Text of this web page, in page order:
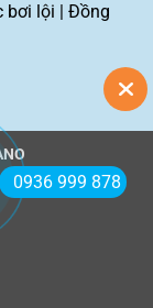
bơi lội
Đồng
0936 999 878